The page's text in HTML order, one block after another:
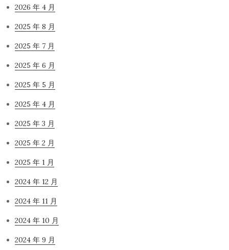
2026 年 4 月
2025 年 8 月
2025 年 7 月
2025 年 6 月
2025 年 5 月
2025 年 4 月
2025 年 3 月
2025 年 2 月
2025 年 1 月
2024 年 12 月
2024 年 11 月
2024 年 10 月
2024 年 9 月